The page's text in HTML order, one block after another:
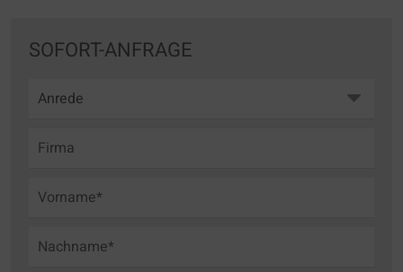
SOFORT-ANFRAGE